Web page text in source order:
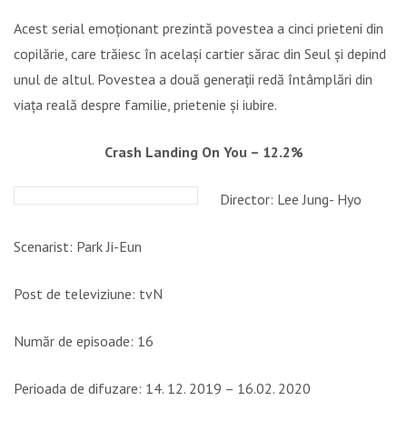
Acest serial emoționant prezintă povestea a cinci prieteni din
copilărie, care trăiesc în același cartier sărac din Seul și depind
unul de altul. Povestea a două generații redă întâmplări din
viața reală despre familie, prietenie și iubire.
Crash Landing On You – 12.2%
Director: Lee Jung- Hyo
Scenarist: Park Ji-Eun
Post de televiziune: tvN
Număr de episoade: 16
Perioada de difuzare: 14. 12. 2019 – 16.02. 2020